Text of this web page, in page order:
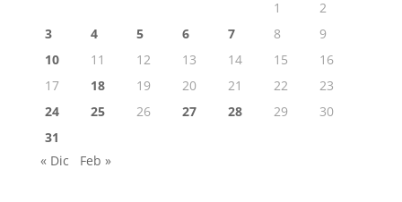
1
2
3
4 5 6 7 8
9
10
11 12 13 14 15
16
17
18 19 20 21 22
23
24
25 26 27 28 29
30
31
« Dic
Feb »